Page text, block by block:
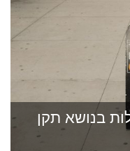
בנושא תקן